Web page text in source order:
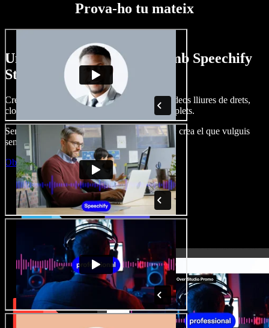
Prova-ho tu mateix
Un tastet del que pots fer amb Speechify
Studio.
Crea dobl. de veu, afegeix imatges, àudio, vídeos lliures de drets,
clona veus i munta projectes multimèdia complets.
Sense corba d’aprenentatge, tot al navegador: crea el que vulguis
sense els límits de sempre.
Obre l'Studio